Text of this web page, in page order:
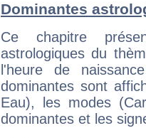
Dominantes
Ce chapitre
astrologiques du
l'heure de
dominantes sont
Eau), les modes
dominantes et les